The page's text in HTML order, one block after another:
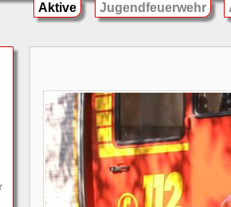
Aktive Jugendfeuerwehr